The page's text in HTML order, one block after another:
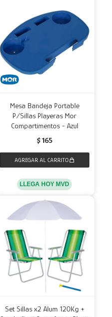
Mesa Bandeja Portable
P/Sillas Playeras Mor
Compartimentos - Azul
$ 165
LLEGA HOY MVD
Set Sillas x2 Alum 120Kg +